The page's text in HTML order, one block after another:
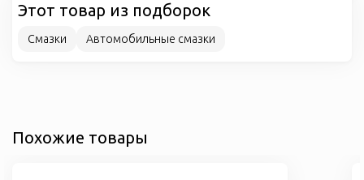
Этот товар из подборок
Смазки Автомобильные смазки
Похожие товары